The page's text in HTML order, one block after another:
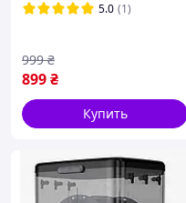
5.0 (1)
899₴
999 ₴
Купить